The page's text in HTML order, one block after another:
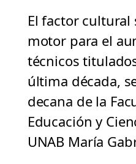
El factor cultural
motor para el
técnicos
última década,
decana de la
Educación y
UNAB María